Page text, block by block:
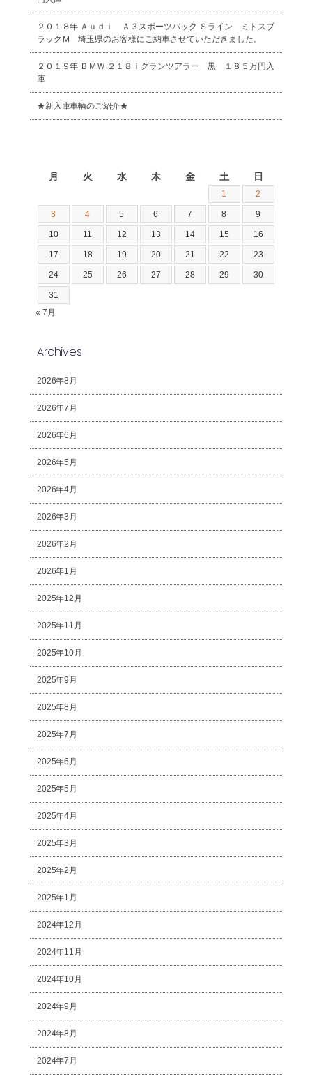
２０１８年 Ａｕｄｉ Ａ３スポーツバック Ｓライン ミトスブ
ラックＭ 埼玉県のお客様にご納車させていただきました。
２０１９年 ＢＭＷ ２１８ｉグランツアラー 黒 １８５万円入
庫
★新入庫車輌のご紹介★
月 火 水 木 金 土 日
1 2
3 4 5 6 7 8 9
10 11 12 13 14 15 16
17 18 19 20 21 22 23
24 25 26 27 28 29 30
31
« 7月
Archives
2026年8月
2026年7月
2026年6月
2026年5月
2026年4月
2026年3月
2026年2月
2026年1月
2025年12月
2025年11月
2025年10月
2025年9月
2025年8月
2025年7月
2025年6月
2025年5月
2025年4月
2025年3月
2025年2月
2025年1月
2024年12月
2024年11月
2024年10月
2024年9月
2024年8月
2024年7月